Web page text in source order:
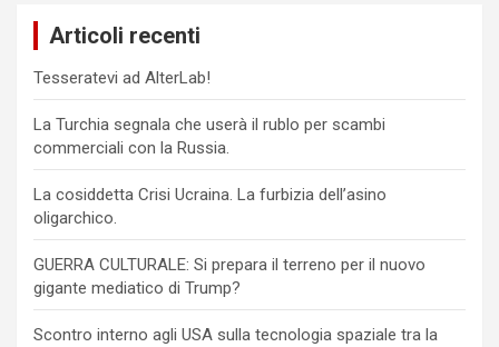
Articoli recenti
Tesseratevi ad AlterLab!
La Turchia segnala che userà il rublo per scambi
commerciali con la Russia.
La cosiddetta Crisi Ucraina. La furbizia dell’asino
oligarchico.
GUERRA CULTURALE: Si prepara il terreno per il nuovo
gigante mediatico di Trump?
Scontro interno agli USA sulla tecnologia spaziale tra la